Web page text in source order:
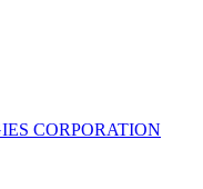
CORPORATION